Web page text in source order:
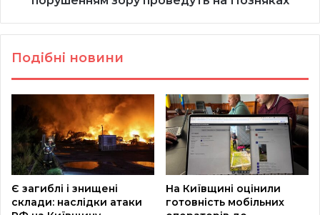
Подібні новини
Є загиблі і знищені
склади: наслідки атаки
На Київщині оцінили
готовність мобільних